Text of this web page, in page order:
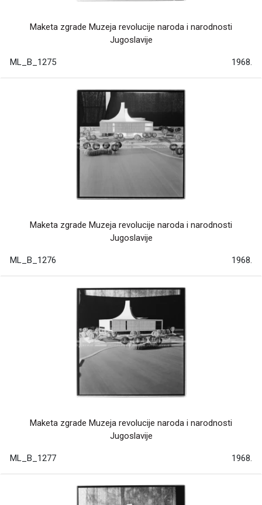
Maketa zgrade Muzeja revolucije naroda i narodnosti
Jugoslavije
ML_B_1275 1968.
Maketa zgrade Muzeja revolucije naroda i narodnosti
Jugoslavije
ML_B_1276 1968.
Maketa zgrade Muzeja revolucije naroda i narodnosti
Jugoslavije
ML_B_1277 1968.